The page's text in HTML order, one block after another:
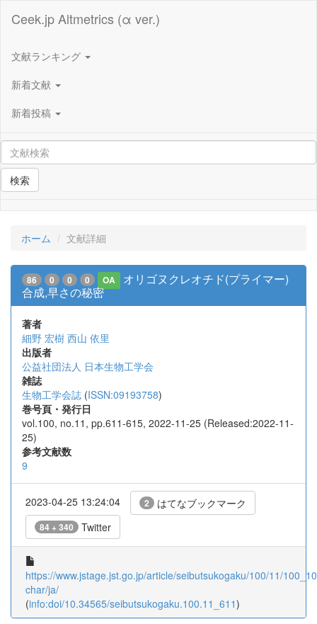
Ceek.jp Altmetrics (α ver.)
文献ランキング
新着文献
新着投稿
検索
ホーム 文献詳細
86 0 0 0 OA
オリゴヌクレオチド(プライマー)
合成,早さの秘密
著者
細野 宏樹 西山 依里
出版者
公益社団法人 日本生物工学会
雑誌
生物工学会誌 (ISSN:09193758)
巻号頁・発行日
vol.100, no.11, pp.611-615, 2022-11-25 (Released:2022-11-
25)
参考文献数
9
2023-04-25 13:24:04 2 はてなブックマーク
84 + 340 Twitter
https://www.jstage.jst.go.jp/article/seibutsukogaku/100/11/
char/ja/
(info:doi/10.34565/seibutsukogaku.100.11_611)